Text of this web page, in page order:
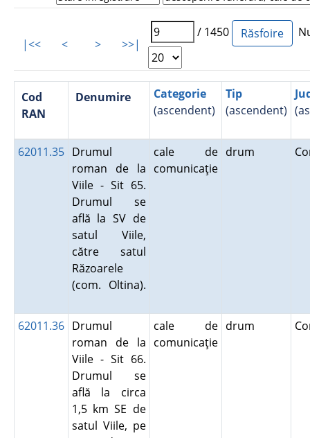
|<< < > >>|
/ 1450
Cod
RAN
Denumire
Categorie
(ascendent)
Tip
(ascendent)
62011.35 Drumul
roman de la
Viile - Sit 65.
Drumul se
află la SV de
satul Viile,
către satul
Răzoarele
(com. Oltina).
cale de
comunicaţie
drum
62011.36 Drumul
roman de la
Viile - Sit 66.
Drumul se
află la circa
1,5 km SE de
satul Viile, pe
cale de
comunicaţie
drum